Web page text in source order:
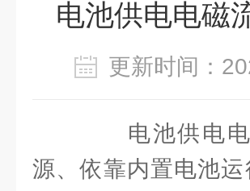
电池供电电磁
更新时间：
电池供电电
源、依靠内置电池